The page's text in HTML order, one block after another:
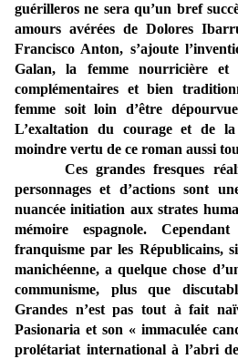
guérilleros ne sera qu’un bref
amours avérées de Dolores
Francisco Anton, s’ajoute
Galan, la femme nourricière et
complémentaires et bien
femme soit loin d’être
L’exaltation du courage et de la
moindre vertu de ce roman aussi
Ces grandes fresques
personnages et d’actions sont
nuancée initiation aux strates
mémoire espagnole.
franquisme par les Républicains,
manichéenne, a quelque chose
communisme, plus que
Grandes n’est pas tout à fait
Pasionaria et son « immaculée
prolétariat international à l’abri